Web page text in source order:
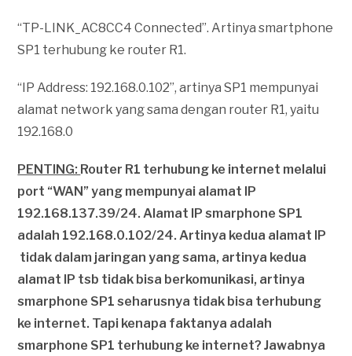
“TP-LINK_AC8CC4 Connected”. Artinya smartphone
SP1 terhubung ke router R1.
“IP Address: 192.168.0.102”, artinya SP1 mempunyai
alamat network yang sama dengan router R1, yaitu
192.168.0
PENTING: Router R1 terhubung ke internet melalui
port “WAN” yang mempunyai alamat IP
192.168.137.39/24. Alamat IP smarphone SP1
adalah 192.168.0.102/24. Artinya kedua alamat IP
tidak dalam jaringan yang sama, artinya kedua
alamat IP tsb tidak bisa berkomunikasi, artinya
smarphone SP1 seharusnya tidak bisa terhubung
ke internet. Tapi kenapa faktanya adalah
smarphone SP1 terhubung ke internet? Jawabnya